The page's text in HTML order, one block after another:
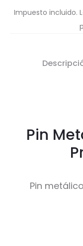
Impuesto incluido.
Pin
Pin